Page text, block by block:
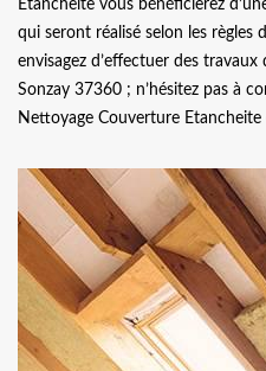
Etancheite vous bénéficierez
qui seront réalisé selon les règles
envisagez d’effectuer des
Sonzay 37360 ; n’hésitez pas à
Nettoyage Couverture